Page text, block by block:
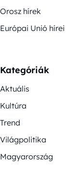
Orosz hírek
Európai Unió hírei
Kategóriák
Aktuális
Kultúra
Trend
Világpolitika
Magyarország